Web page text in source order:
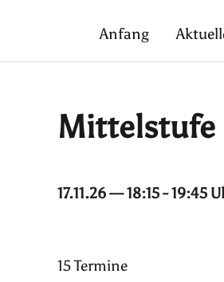
Anfang
Mittelstufe
17.11.26 — 18:15 - 19:45
15 Termine